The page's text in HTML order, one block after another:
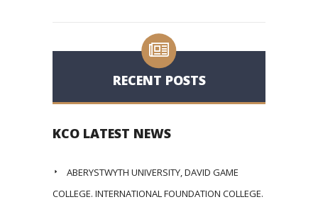
RECENT POSTS
KCO LATEST NEWS
ABERYSTWYTH UNIVERSITY, DAVID GAME
COLLEGE. INTERNATIONAL FOUNDATION COLLEGE.